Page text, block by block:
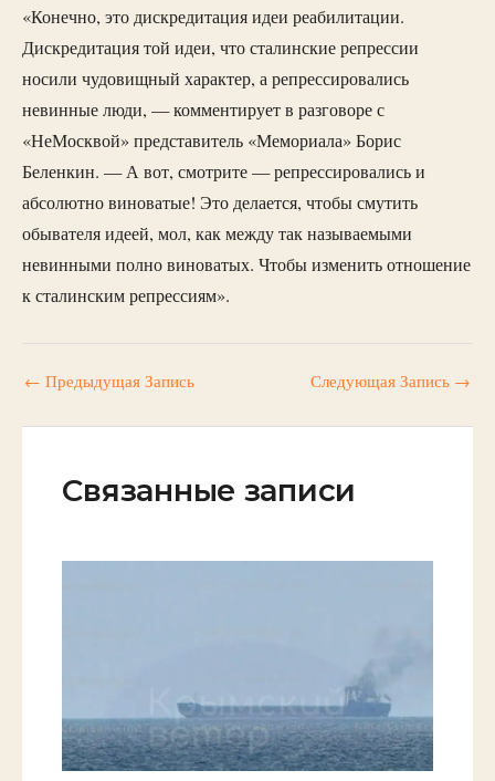
«Конечно, это дискредитация идеи реабилитации.
Дискредитация той идеи, что сталинские репрессии
носили чудовищный характер, а репрессировались
невинные люди, — комментирует в разговоре с
«НеМосквой» представитель «Мемориала» Борис
Беленкин. — А вот, смотрите — репрессировались и
абсолютно виноватые! Это делается, чтобы смутить
обывателя идеей, мол, как между так называемыми
невинными полно виноватых. Чтобы изменить отношение
к сталинским репрессиям».
← Предыдущая Запись Следующая Запись →
Связанные записи